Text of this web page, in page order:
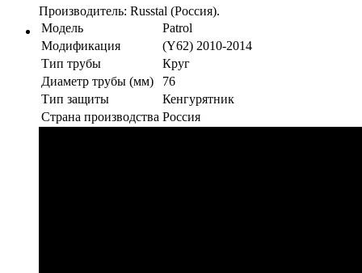
Производитель: Russtal (Россия).
Модель
Patrol
Модификация
(Y62) 2010-2014
Тип трубы
Круг
Диаметр трубы (мм)
76
Тип защиты
Кенгурятник
Страна производства Россия